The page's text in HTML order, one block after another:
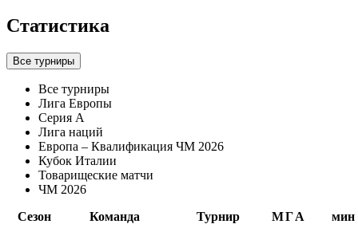
Статистика
Все турниры
Все турниры
Лига Европы
Серия А
Лига наций
Европа – Квалификация ЧМ 2026
Кубок Италии
Товарищеские матчи
ЧМ 2026
Сезон
Команда Турнир МГА мин